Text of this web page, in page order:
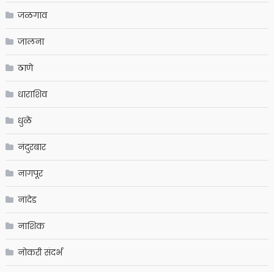
जळगाव
जालना
ठाणे
धाराशिव
धुळे
नंदुरबार
नागपूर
नांदेड
नाशिक
नोकरी संदर्भ